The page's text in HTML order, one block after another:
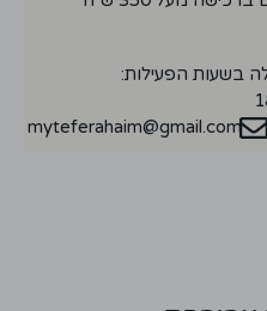
בשעות הפעילות:
myteferahaim@gmail.com